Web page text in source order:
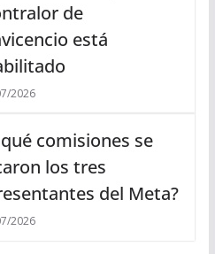
de
está
2026
qué comisiones se
los tres
del Meta?
2026